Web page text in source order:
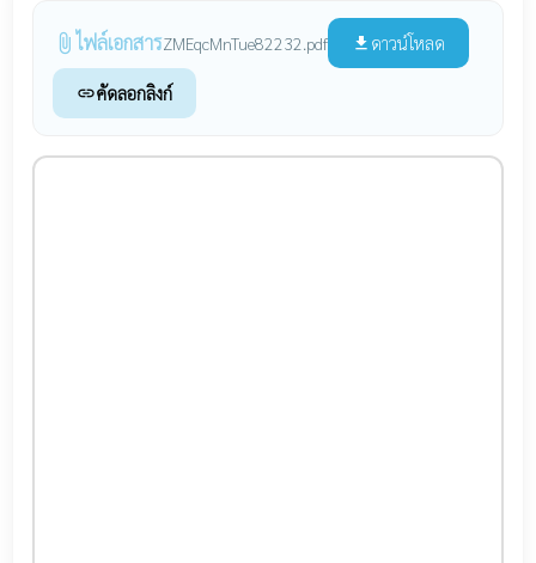
attach_file ไฟล์เอกสารZMEqcMnTue82232.pdf file_download ดาวน์โหลด
linkคัดลอกลิงก์